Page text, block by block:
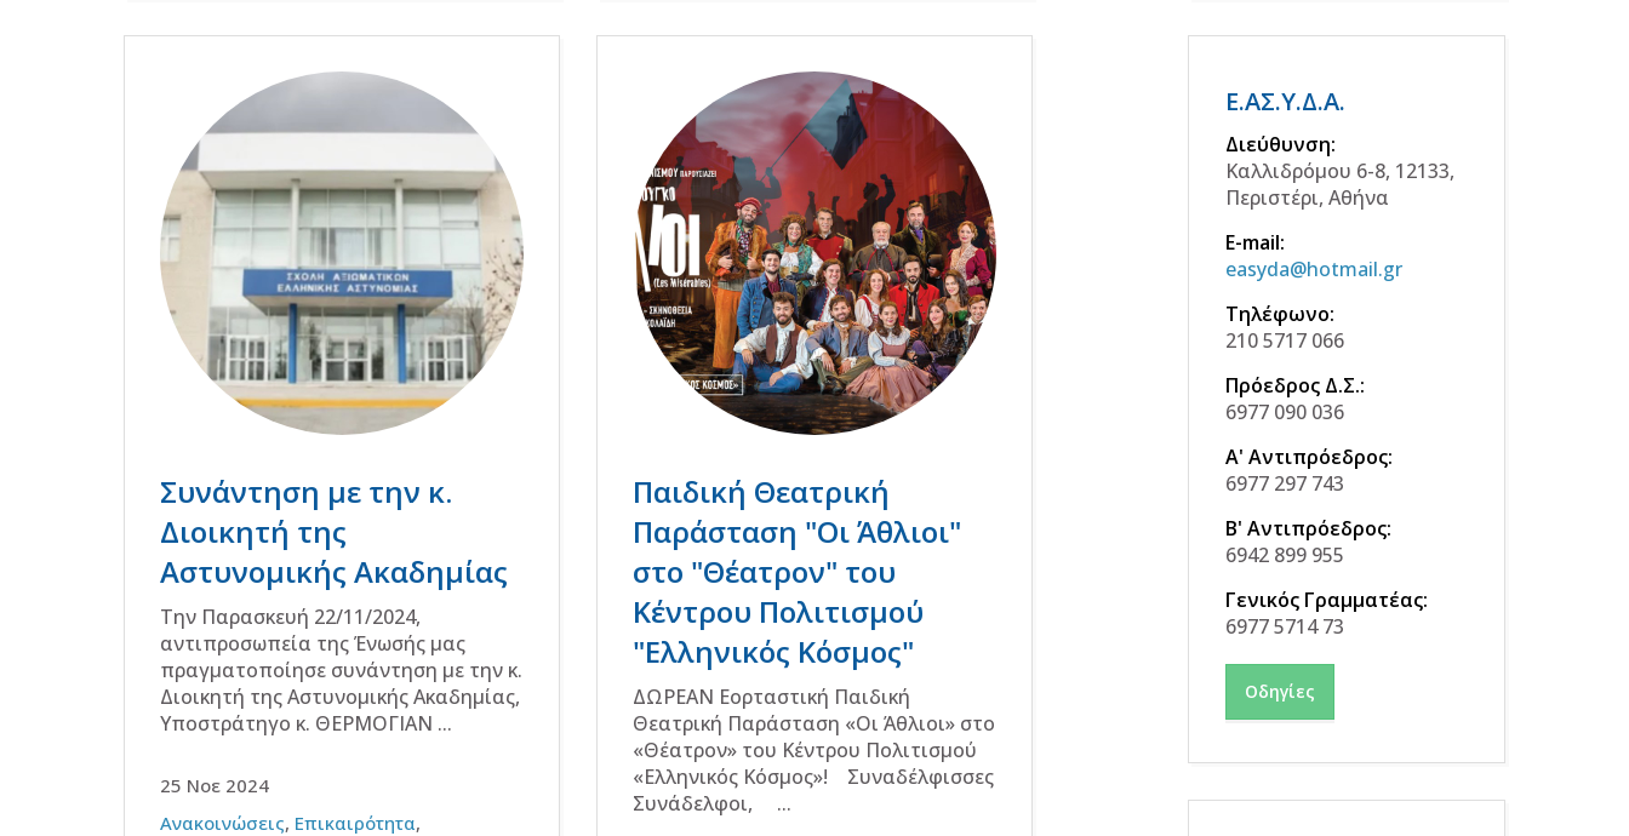
Συνάντηση με την κ.
Διοικητή της
Αστυνομικής Ακαδημίας
Την Παρασκευή 22/11/2024,
αντιπροσωπεία της Ένωσής μας
πραγματοποίησε συνάντηση με την κ.
Διοικητή της Αστυνομικής Ακαδημίας,
Υποστράτηγο κ. ΘΕΡΜΟΓΙΑΝ ...
25 Νοε 2024
Ανακοινώσεις, Επικαιρότητα,
Παιδική Θεατρική
Παράσταση "Οι Άθλιοι"
στο "Θέατρον" του
Κέντρου Πολιτισμού
"Ελληνικός Κόσμος"
ΔΩΡΕΑΝ Εορταστική Παιδική
Θεατρική Παράσταση «Οι Άθλιοι» στο
«Θέατρον» του Κέντρου Πολιτισμού
«Ελληνικός Κόσμος»! Συναδέλφισσες
Συνάδελφοι, ...
Ε.ΑΣ.Υ.Δ.Α.
Διεύθυνση:
Καλλιδρόμου 6-8, 12133,
Περιστέρι, Αθήνα
E-mail:
easyda@hotmail.gr
Τηλέφωνο:
210 5717 066
Πρόεδρος Δ.Σ.:
6977 090 036
Α' Αντιπρόεδρος:
6977 297 743
Β' Αντιπρόεδρος:
6942 899 955
Γενικός Γραμματέας:
6977 5714 73
Οδηγίες